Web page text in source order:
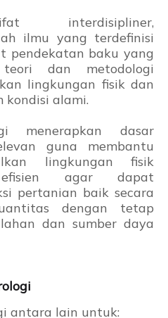
interdisipliner,
ilmu yang terdefinisi
pendekatan baku yang
dan metodologi
lingkungan fisik dan
kondisi alami.
menerapkan dasar
guna membantu
lingkungan fisik
agar dapat
pertanian baik secara
dengan tetap
dan sumber daya
antara lain untuk: